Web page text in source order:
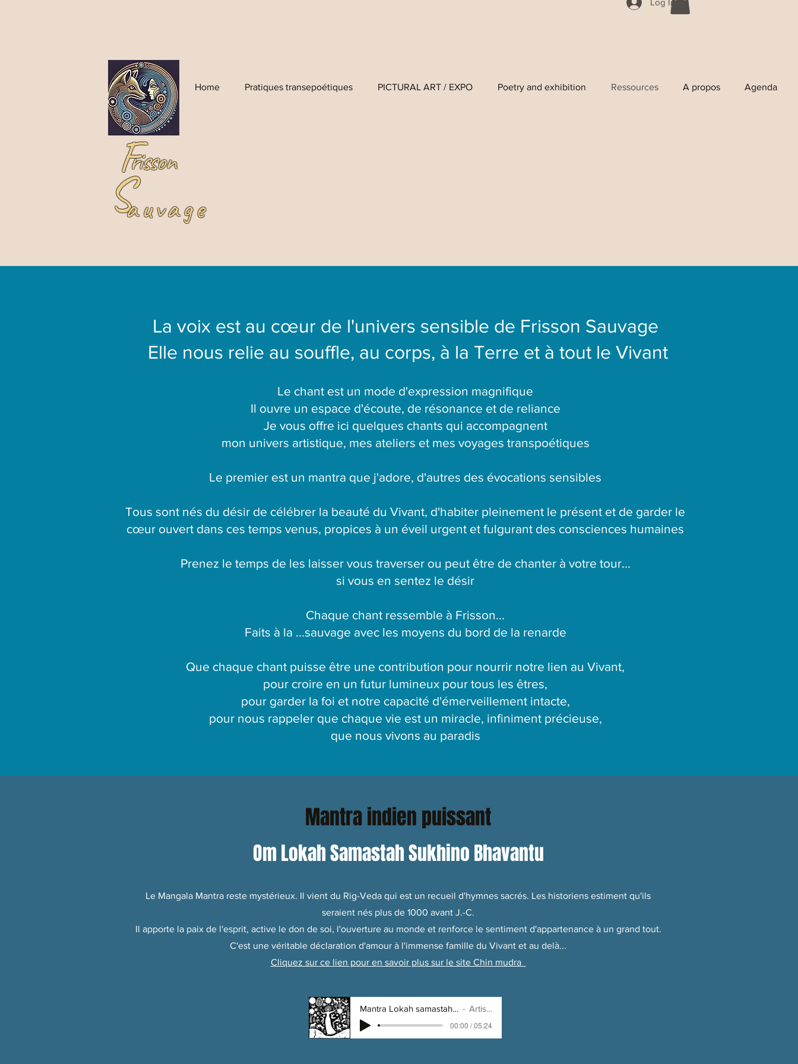
Log In
risson
F
Home Pratiques transepoétiques PICTURAL ART / EXPO Poetry and exhibition Ressources A propos Agenda
Sauvage
La voix est au cœur de l'univers sensible de Frisson Sauvage
Elle nous relie au souffle, au corps, à la Terre et à tout le Vivant
Le chant est un mode d'expression magnifique
Il ouvre un espace d'écoute, de résonance et de reliance
Je vous offre ici quelques chants qui accompagnent
mon univers artistique, mes ateliers et mes voyages transpoétiques
Le premier est un mantra que j'adore, d'autres des évocations sensibles
Tous sont nés du désir de célébrer la beauté du Vivant, d'habiter pleinement le présent et de garder le
cœur ouvert dans ces temps venus, propices à un éveil urgent et fulgurant des consciences humaines
Prenez le temps de les laisser vous traverser ou peut être de chanter à votre tour...
si vous en sentez le désir
Chaque chant ressemble à Frisson...
Faits à la ...sauvage avec les moyens du bord de la renarde
Que chaque chant puisse être une contribution pour nourrir notre lien au Vivant,
pour croire en un futur lumineux pour tous les êtres,
pour garder la foi et notre capacité d'émerveillement intacte,
pour nous rappeler que chaque vie est un miracle, infiniment précieuse,
que nous vivons au paradis
Mantra indien puissant
Om Lokah Samastah Sukhino Bhavantu
Le Mangala Mantra reste mystérieux. Il vient du Rig-Veda qui est un recueil d'hymnes sacrés. Les historiens estiment qu'ils
seraient nés plus de 1000 avant J.-C.
Il apporte la paix de l'esprit, active le don de soi, l'ouverture au monde et renforce le sentiment d'appartenance à un grand tout.
C'est une véritable déclaration d'amour à l'immense famille du Vivant et au delà...
Cliquez sur ce lien pour en savoir plus sur le site Chin mudra
Mantra Lokah samastah sukhino bhavantu
Artist Name
00:00 / 05:24